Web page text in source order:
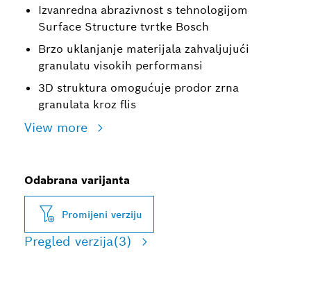
Izvanredna abrazivnost s tehnologijom
Surface Structure tvrtke Bosch
Brzo uklanjanje materijala zahvaljujući
granulatu visokih performansi
3D struktura omogućuje prodor zrna
granulata kroz flis
View more
Odabrana varijanta
Promijeni verziju
Pregled verzija(3)